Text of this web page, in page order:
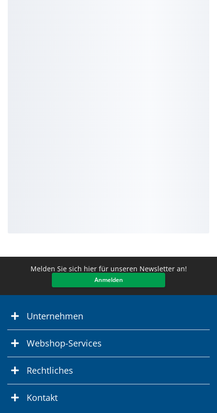
Melden Sie sich hier für unseren Newsletter an!
Anmelden
Unternehmen
Webshop-Services
Rechtliches
Kontakt